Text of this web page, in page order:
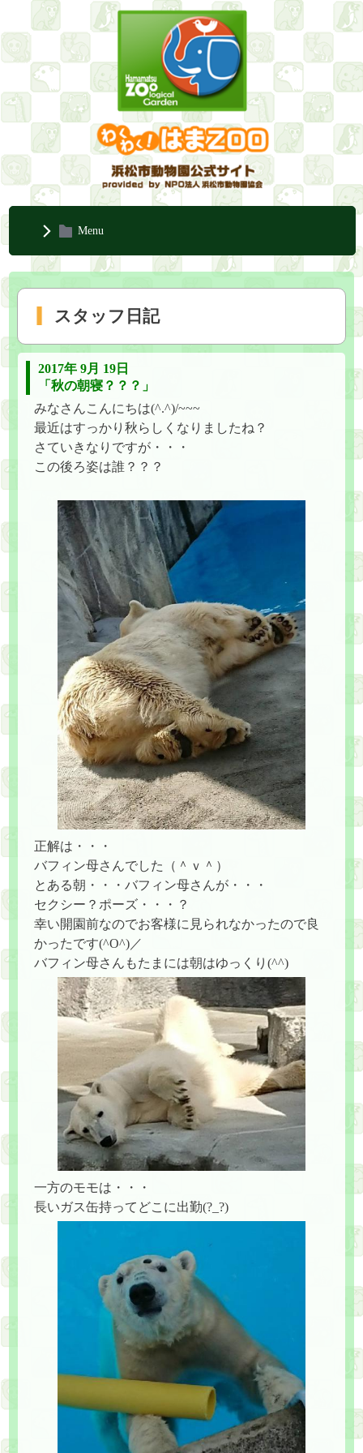
Menu
スタッフ日記
2017年 9月 19日
「秋の朝寝？？？」
みなさんこんにちは(^.^)/~~~
最近はすっかり秋らしくなりましたね？
さていきなりですが・・・
この後ろ姿は誰？？？
正解は・・・
バフィン母さんでした（＾ｖ＾）
とある朝・・・バフィン母さんが・・・
セクシー？ポーズ・・・？
幸い開園前なのでお客様に見られなかったので良
かったです(^O^)／
バフィン母さんもたまには朝はゆっくり(^^)
一方のモモは・・・
長いガス缶持ってどこに出勤(?_?)